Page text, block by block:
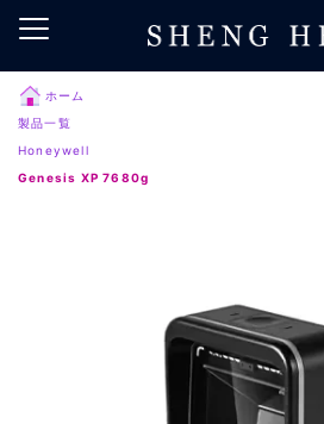
メインコンテンツにスキップ
検索にスキップ
フッターにスキップ
ホーム
製品一覧
Honeywell
Genesis XP 7680g